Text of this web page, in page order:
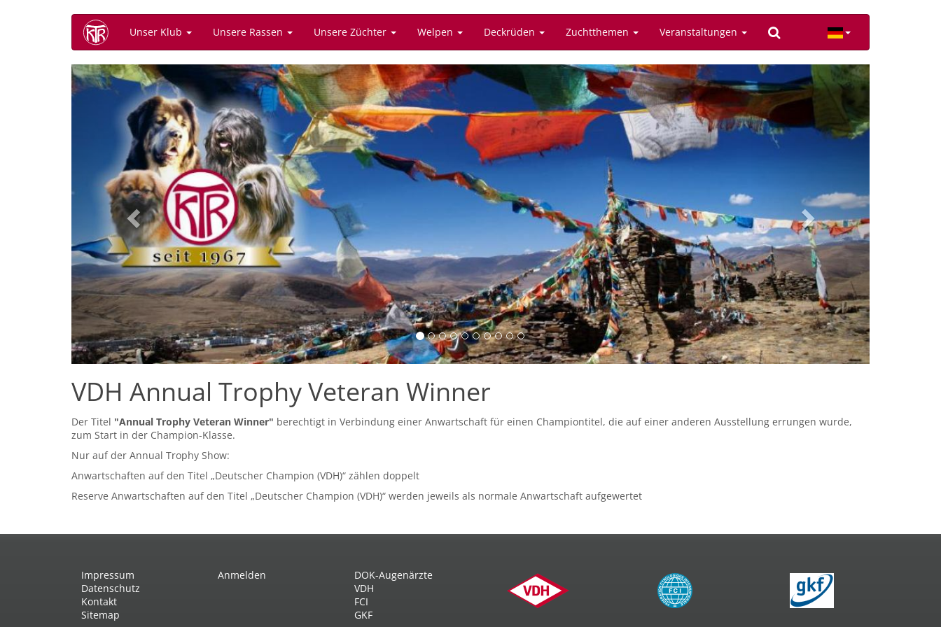
Unser Klub Unsere Rassen Unsere Züchter Welpen Deckrüden Zuchtthemen Veranstaltungen
Previous Next
VDH Annual Trophy Veteran Winner
Der Titel "Annual Trophy Veteran Winner" berechtigt in Verbindung einer Anwartschaft für einen Championtitel, die auf einer anderen Ausstellung errungen wurde,
zum Start in der Champion-Klasse.
Nur auf der Annual Trophy Show:
Anwartschaften auf den Titel „Deutscher Champion (VDH)“ zählen doppelt
Reserve Anwartschaften auf den Titel „Deutscher Champion (VDH)“ werden jeweils als normale Anwartschaft aufgewertet
Impressum
Datenschutz
Kontakt
Sitemap
Anmelden
DOK-Augenärzte
VDH
FCI
GKF